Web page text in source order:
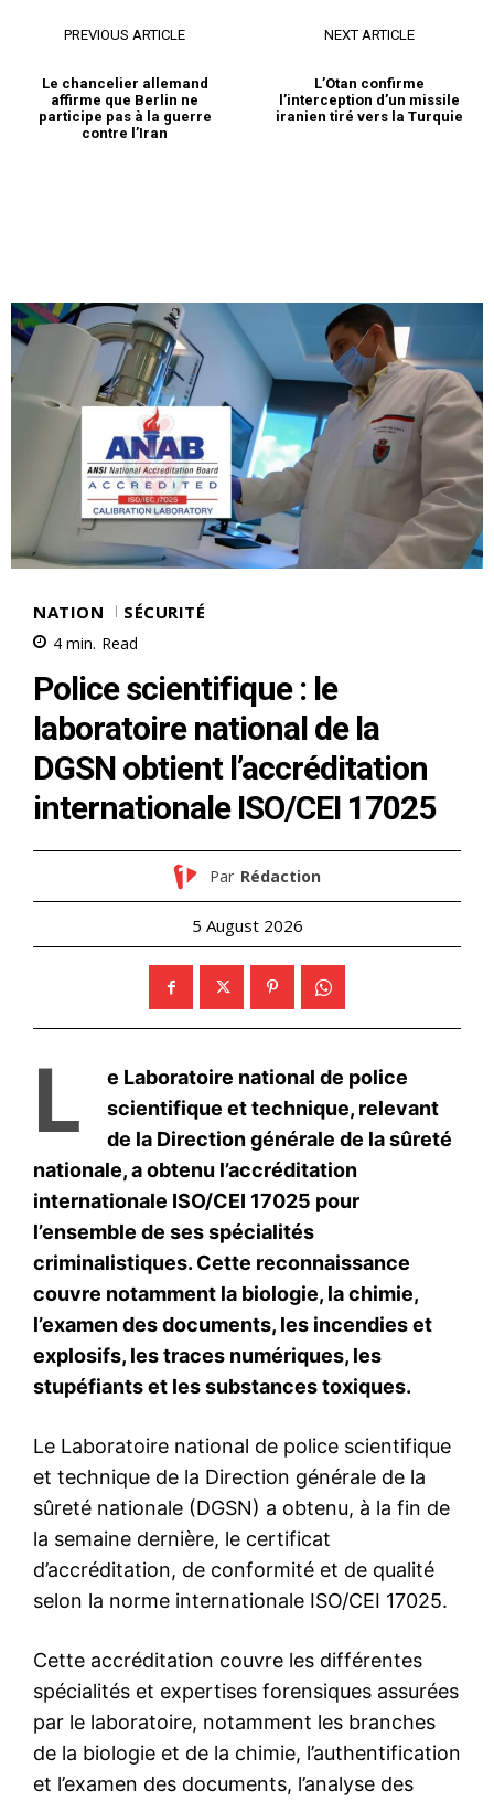
PREVIOUS ARTICLE
Le chancelier allemand
affirme que Berlin ne
participe pas à la guerre
contre l’Iran
NEXT ARTICLE
L’Otan confirme
l’interception d’un missile
iranien tiré vers la Turquie